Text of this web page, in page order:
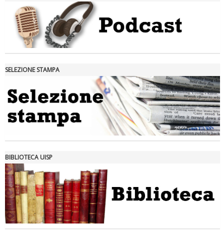
Tiziano Pesce nel Cda di Fondazione Terzjus: prima riunione a
SELEZIONE STAMPA
BIBLIOTECA UISP